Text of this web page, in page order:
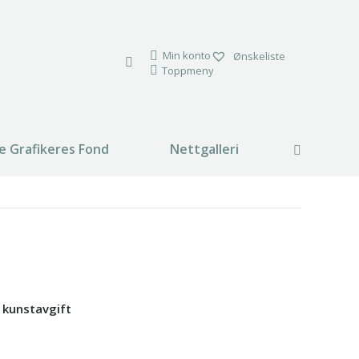
Min konto
Ønskeliste
Toppmeny
Grafikeres Fond Nettgalleri Search:
kunstavgift